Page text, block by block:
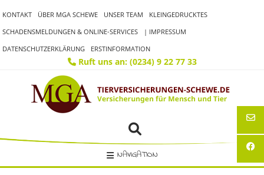
to
content
KONTAKT ÜBER MGA SCHEWE UNSER TEAM
KLEINGEDRUCKTES
SCHADENSMELDUNGEN & ONLINE-SERVICES
| IMPRESSUM
DATENSCHUTZERKLÄRUNG
ERSTINFORMATION
Ruft uns an: (0234) 9 22 77 33
NAVIGATION